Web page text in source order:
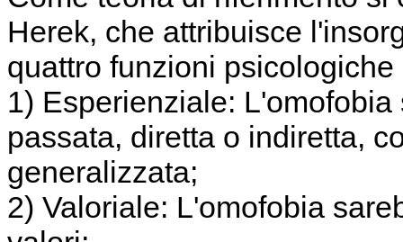
Herek, che attribuisce
quattro funzioni
1) Esperienziale:
passata, diretta o indiretta,
generalizzata;
2) Valoriale: L'omofobia